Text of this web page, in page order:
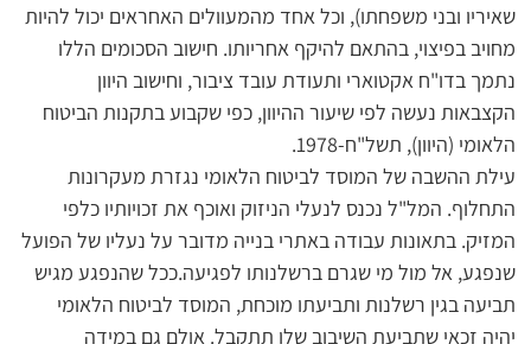
שאיריו ובני משפחתו), וכל אחד מהמעוולים האחראים יכול להיות
מחויב בפיצוי, בהתאם להיקף אחריותו. חישוב הסכומים הללו
נתמך בדו"ח אקטוארי ותעודת עובד ציבור, וחישוב היוון
הקצבאות נעשה לפי שיעור ההיוון, כפי שקבוע בתקנות הביטוח
הלאומי (היוון), תשל"ח-1978.
עילת ההשבה של המוסד לביטוח הלאומי נגזרת מעקרונות
התחלוף. המל"ל נכנס לנעלי הניזוק ואוכף את זכויותיו כלפי
המזיק. בתאונות עבודה באתרי בנייה מדובר על נעליו של הפועל
שנפגע, אל מול מי שגרם ברשלנותו לפגיעה.ככל שהנפגע מגיש
תביעה בגין רשלנות ותביעתו מוכחת, המוסד לביטוח הלאומי
יהיה זכאי שתביעת השיבוב שלו תתקבל. אולם גם במידה